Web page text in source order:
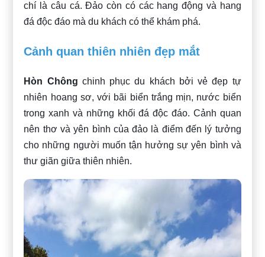
chí là câu cá. Đảo còn có các hang động và hang
đá độc đáo mà du khách có thể khám phá.
Cảnh quan thiên nhiên đẹp mắt
Hòn Chông chinh phục du khách bởi vẻ đẹp tự
nhiên hoang sơ, với bãi biển trắng mịn, nước biển
trong xanh và những khối đá độc đáo. Cảnh quan
nên thơ và yên bình của đảo là điểm đến lý tưởng
cho những người muốn tận hưởng sự yên bình và
thư giãn giữa thiên nhiên.